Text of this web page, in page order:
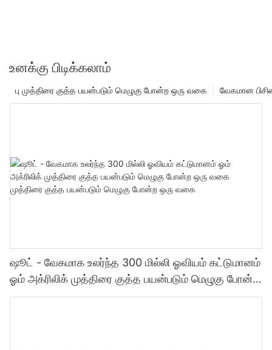
உனக்கு பிடிக்கலாம்
வேகமான
பு முத்திரை குத்த பயன்படும் மெழுகு போன்ற ஒரு வகை
ஷூட் - வேகமாக உலர்ந்த 300 மில்லி ஓவியம் கட்டுமானம்
ஓம் அக்ரிலிக் முத்திரை குத்த பயன்படும் மெழுகு போன்ற
ஒரு வகை முத்திரை குத்த பயன்படும் மெழுகு போன்ற